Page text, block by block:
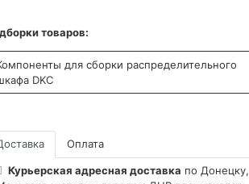
товаров:
для сборки распределительного
DKC
Оплата
Курьерская адресная доставка по Донецку,